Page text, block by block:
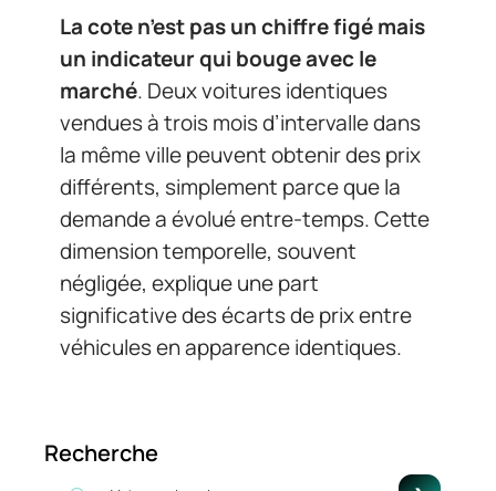
La cote n’est pas un chiffre figé mais
un indicateur qui bouge avec le
marché. Deux voitures identiques
vendues à trois mois d’intervalle dans
la même ville peuvent obtenir des prix
différents, simplement parce que la
demande a évolué entre-temps. Cette
dimension temporelle, souvent
négligée, explique une part
significative des écarts de prix entre
véhicules en apparence identiques.
Recherche